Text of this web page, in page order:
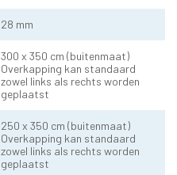
28 mm
300 x 350 cm (buitenmaat)
Overkapping kan standaard
zowel links als rechts worden
geplaatst
250 x 350 cm (buitenmaat)
Overkapping kan standaard
zowel links als rechts worden
geplaatst